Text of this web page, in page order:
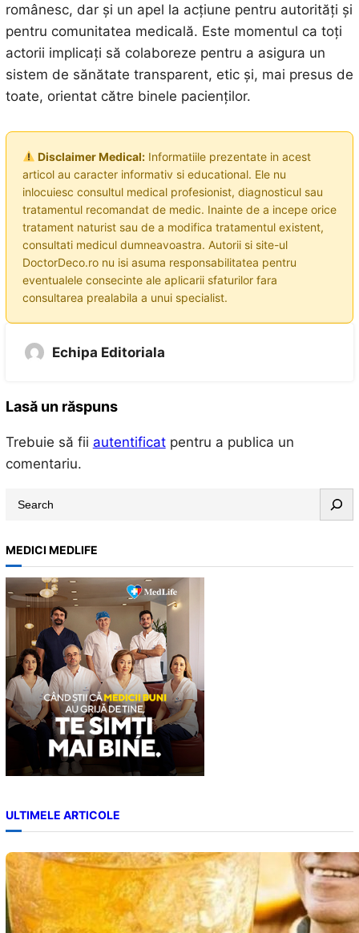
românesc, dar și un apel la acțiune pentru autorități și
pentru comunitatea medicală. Este momentul ca toți
actorii implicați să colaboreze pentru a asigura un
sistem de sănătate transparent, etic și, mai presus de
toate, orientat către binele pacienților.
Disclaimer Medical:Informatiile prezentate in acest
articol au caracter informativ si educational. Ele nu
inlocuiesc consultul medical profesionist, diagnosticul sau
tratamentul recomandat de medic. Inainte de a incepe orice
tratament naturist sau de a modifica tratamentul existent,
consultati medicul dumneavoastra. Autorii si site-ul
DoctorDeco.ro nu isi asuma responsabilitatea pentru
eventualele consecinte ale aplicarii sfaturilor fara
consultarea prealabila a unui specialist.
Echipa Editoriala
Lasă un răspuns
Trebuie să fii autentificatpentru a publica un
comentariu.
r
c
h
MEDICI MEDLIFE
ULTIMELE ARTICOLE